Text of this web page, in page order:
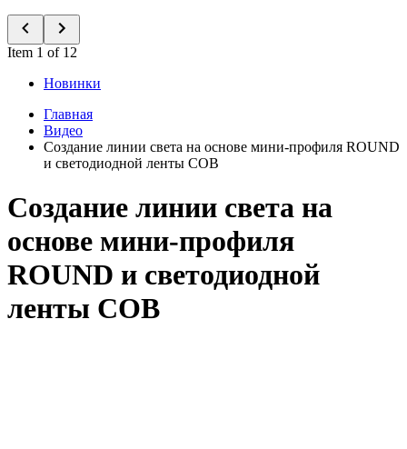
Item 1 of 12
Новинки
Главная
Видео
Создание линии света на основе мини-профиля ROUND
и светодиодной ленты COB
Создание линии света на
основе мини-профиля
ROUND и светодиодной
ленты COB